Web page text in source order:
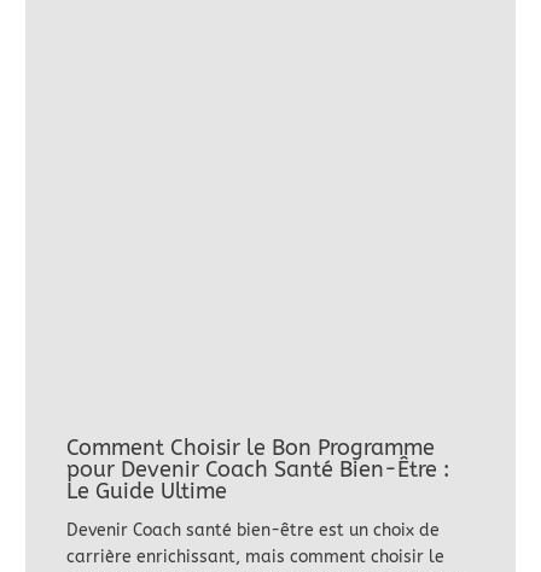
Comment Choisir le Bon Programme
pour Devenir Coach Santé Bien-Être :
Le Guide Ultime
Devenir Coach santé bien-être est un choix de
carrière enrichissant, mais comment choisir le